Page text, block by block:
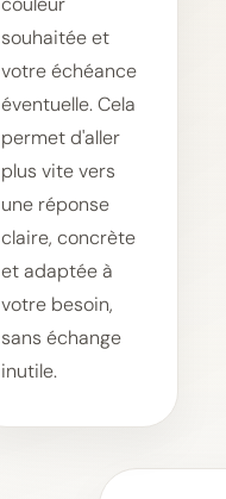
souhaitée et
votre échéance
éventuelle. Cela
permet d'aller
plus vite vers
une réponse
claire, concrète
et adaptée à
votre besoin,
sans échange
inutile.